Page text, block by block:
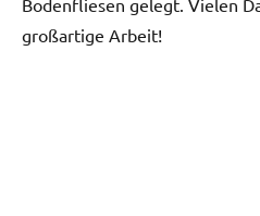
Bodenfliesen gelegt. Vielen
großartige Arbeit!